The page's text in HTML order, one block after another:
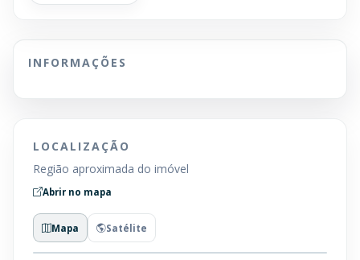
INFORMAÇÕES
LOCALIZAÇÃO
Região aproximada do imóvel
Abrir no mapa
Mapa Satélite